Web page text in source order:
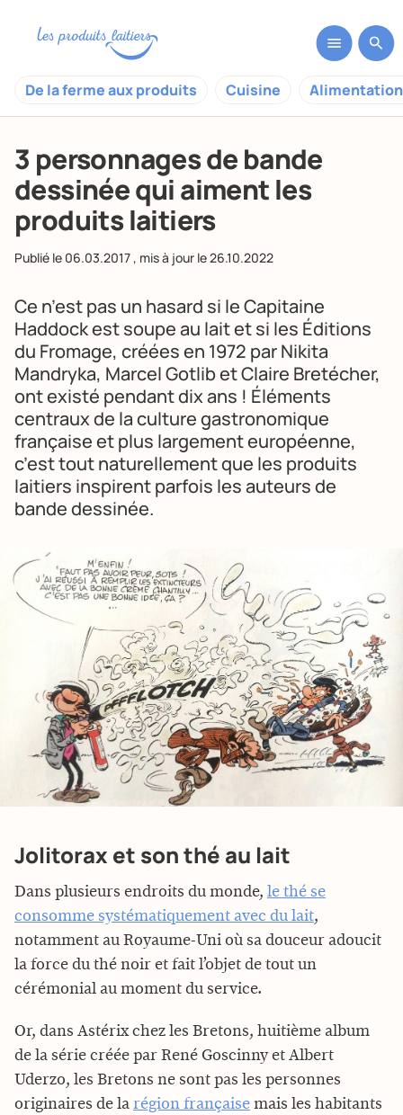
De la ferme aux produits Cuisine
3 personnages de bande
dessinée qui aiment les
produits laitiers
Publié le 06.03.2017, mis à jour le26.10.2022
Ce n’est pas un hasard si le Capitaine
Haddock estsoupe au laitet si les Éditions
du Fromage, créées en 1972 par Nikita
Mandryka, Marcel Gotlib et Claire Bretécher,
ont existé pendant dix ans ! Éléments
centraux de la culture gastronomique
française et plus largement européenne,
c’est tout naturellement que les produits
laitiers inspirent parfois les auteurs de
bande dessinée.
Jolitorax et son thé au lait
Dans plusieurs endroits du monde, le thé se
consomme systématiquement avec du lait,
notamment au Royaume-Uni où sa douceur adoucit
la force du thé noir et fait l’objet de tout un
cérémonial au moment du service.
Or, dans Astérix chez les Bretons, huitième album
de la série créée par René Goscinny et Albert
Uderzo, les Bretons ne sont pas les personnes
originaires de la région française mais les habitants